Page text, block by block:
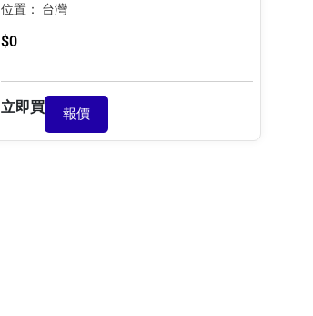
位置： 台灣
$0
立即買 報價